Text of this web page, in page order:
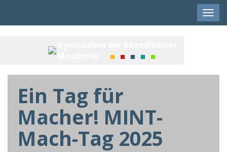
Ein Tag für
Macher! MINT-
Mach-Tag 2025